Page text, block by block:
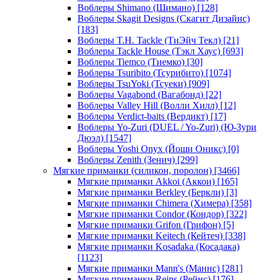
Воблеры Shimano (Шимано) [128]
Воблеры Skagit Designs (Скагит Дизайнс)
[183]
Воблеры T.H. Tackle (ТиЭйч Текл) [21]
Воблеры Tackle House (Тэкл Хаус) [693]
Воблеры Tiemco (Тиемко) [30]
Воблеры Tsuribito (Тсурибито) [1074]
Воблеры TsuYoki (Тсуеки) [909]
Воблеры Vagabond (Вагабонд) [22]
Воблеры Valley Hill (Волли Хилл) [12]
Воблеры Verdict-baits (Вердикт) [17]
Воблеры Yo-Zuri (DUEL / Yo-Zuri) (Ю-Зури
Дюэл) [1547]
Воблеры Yoshi Onyx (Йоши Оникс) [0]
Воблеры Zenith (Зенич) [299]
Мягкие приманки (силикон, поролон) [3466]
Мягкие приманки Akkoi (Аккои) [165]
Мягкие приманки Berkley (Беркли) [3]
Мягкие приманки Chimera (Химера) [358]
Мягкие приманки Condor (Кондор) [322]
Мягкие приманки Grifon (Грифон) [5]
Мягкие приманки Keitech (Кейтеч) [338]
Мягкие приманки Kosadaka (Косадака)
[1123]
Мягкие приманки Mann's (Маннс) [281]